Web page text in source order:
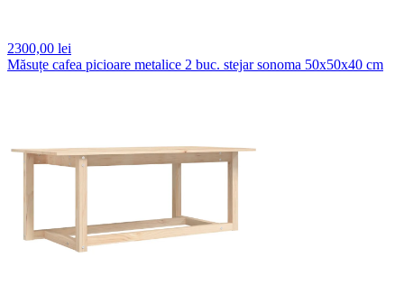
2300,00 lei
Măsuțe cafea picioare metalice 2 buc. stejar sonoma 50x50x40 cm